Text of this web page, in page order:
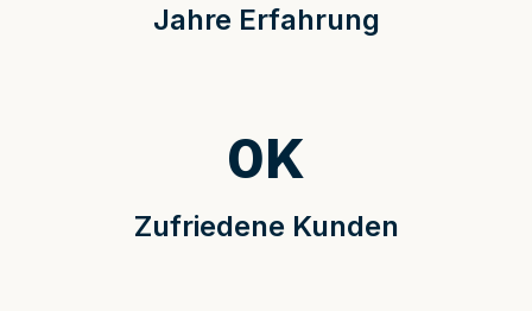
Jahre Erfahrung
Zufriedene Kunden
0K